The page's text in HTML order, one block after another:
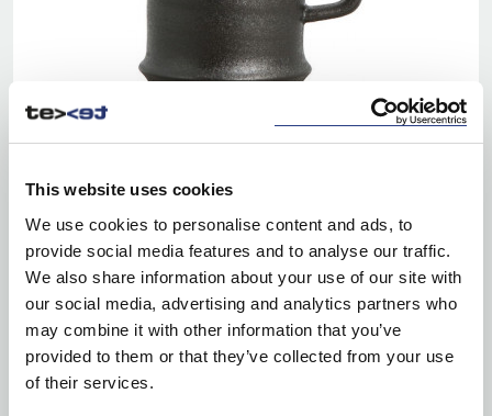
This website uses cookies
We use cookies to personalise content and ads, to
provide social media features and to analyse our traffic.
We also share information about your use of our site with
our social media, advertising and analytics partners who
may combine it with other information that you’ve
provided to them or that they’ve collected from your use
of their services.
Ilość kolorów: 1
DZBANEK RAW| 5275000601